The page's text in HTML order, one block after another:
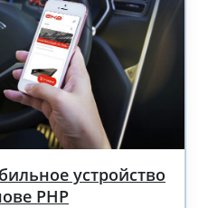
устройство
PHP